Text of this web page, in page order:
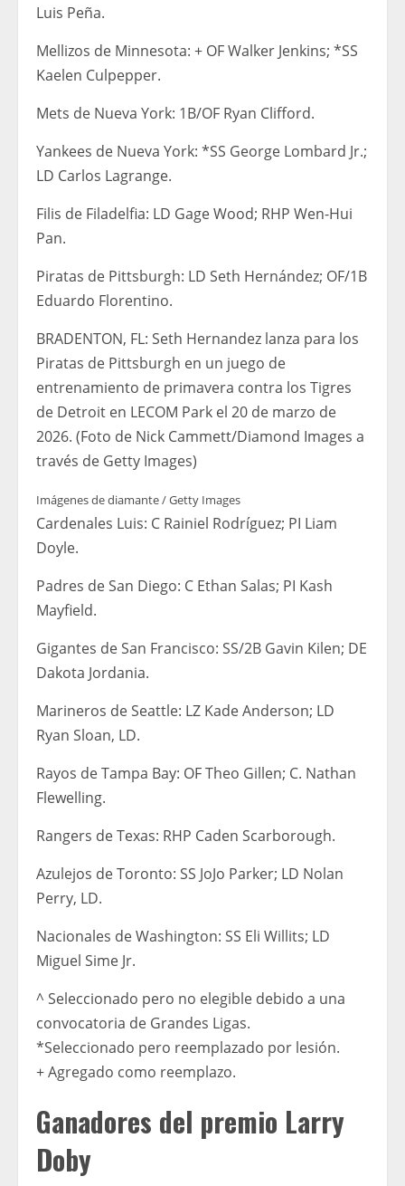
Luis Peña.
Mellizos de Minnesota: + OF Walker Jenkins; *SS
Kaelen Culpepper.
Mets de Nueva York: 1B/OF Ryan Clifford.
Yankees de Nueva York: *SS George Lombard Jr.;
LD Carlos Lagrange.
Filis de Filadelfia: LD Gage Wood; RHP Wen-Hui
Pan.
Piratas de Pittsburgh: LD Seth Hernández; OF/1B
Eduardo Florentino.
BRADENTON, FL: Seth Hernandez lanza para los
Piratas de Pittsburgh en un juego de
entrenamiento de primavera contra los Tigres
de Detroit en LECOM Park el 20 de marzo de
2026. (Foto de Nick Cammett/Diamond Images a
través de Getty Images)
Imágenes de diamante / Getty Images
Cardenales Luis: C Rainiel Rodríguez; PI Liam
Doyle.
Padres de San Diego: C Ethan Salas; PI Kash
Mayfield.
Gigantes de San Francisco: SS/2B Gavin Kilen; DE
Dakota Jordania.
Marineros de Seattle: LZ Kade Anderson; LD
Ryan Sloan, LD.
Rayos de Tampa Bay: OF Theo Gillen; C. Nathan
Flewelling.
Rangers de Texas: RHP Caden Scarborough.
Azulejos de Toronto: SS JoJo Parker; LD Nolan
Perry, LD.
Nacionales de Washington: SS Eli Willits; LD
Miguel Sime Jr.
^ Seleccionado pero no elegible debido a una
convocatoria de Grandes Ligas.
*Seleccionado pero reemplazado por lesión.
+ Agregado como reemplazo.
Ganadores del premio Larry
Doby